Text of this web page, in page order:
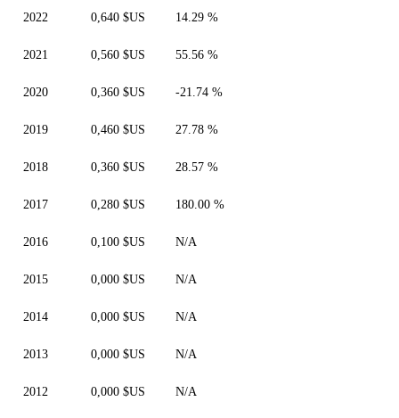
2022 0,640 $US 14.29 %
2021 0,560 $US 55.56 %
2020 0,360 $US -21.74 %
2019 0,460 $US 27.78 %
2018 0,360 $US 28.57 %
2017 0,280 $US 180.00 %
2016 0,100 $US N/A
2015 0,000 $US N/A
2014 0,000 $US N/A
2013 0,000 $US N/A
2012 0,000 $US N/A